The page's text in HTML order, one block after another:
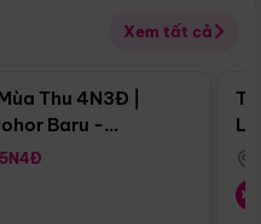
Xem tất cả
Điểm nổi bật
Thu 4N3Đ |
Baru -
5N4Đ